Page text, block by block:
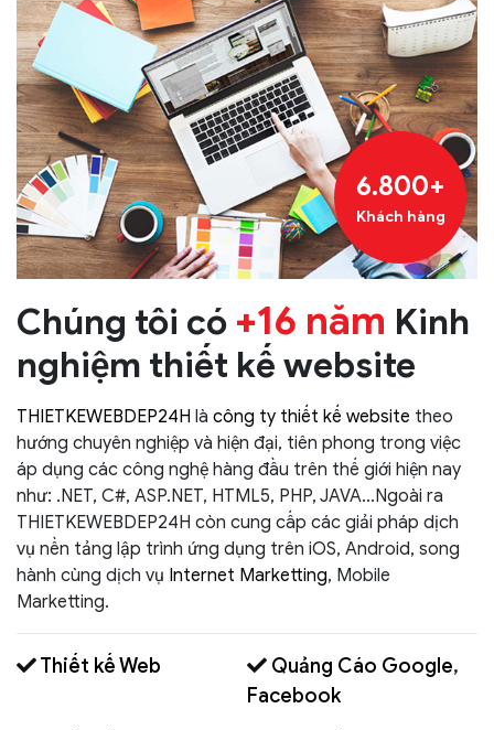
6.800+
Khách hàng
Chúng tôi có +16 năm Kinh
nghiệm thiết kế website
THIETKEWEBDEP24H là công ty thiết kế website theo
hướng chuyên nghiệp và hiện đại, tiên phong trong việc
áp dụng các công nghệ hàng đầu trên thế giới hiện nay
như: .NET, C#, ASP.NET, HTML5, PHP, JAVA...Ngoài ra
THIETKEWEBDEP24H còn cung cấp các giải pháp dịch
vụ nền tảng lập trình ứng dụng trên iOS, Android, song
hành cùng dịch vụ Internet Marketting, Mobile
Marketting.
Thiết kế Web Quảng Cáo Google,
Facebook